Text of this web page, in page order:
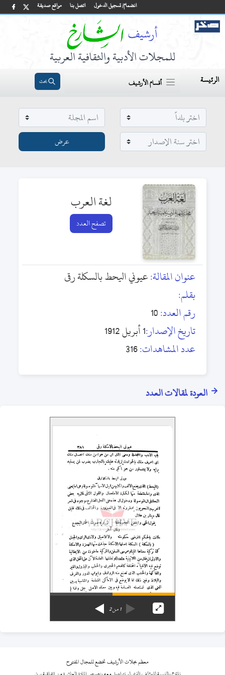
مواقع صديقة اتصل بنا انضمام/ تسجيل الدخول
للمجلات الأدبية والثقافية العربية
الرئيسة أقسام الأرشيف بحث
لغة العرب
تصفح العدد
عنوان المقالة:عيوني اليحط بالسكلة رقى
بقلم:
رقم العدد:10
تاريخ الإصدار:1 أبريل 1912
عدد المشاهدات:316
العودة لمقالات العدد
1من2
معظم مجلات الأرشيف تخضع للمجال المفتوح